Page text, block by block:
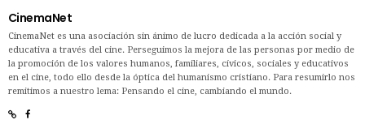
CinemaNet
CinemaNet es una asociación sin ánimo de lucro dedicada a la acción social y
educativa a través del cine. Perseguimos la mejora de las personas por medio de
la promoción de los valores humanos, familiares, cívicos, sociales y educativos
en el cine, todo ello desde la óptica del humanismo cristiano. Para resumirlo nos
remitimos a nuestro lema: Pensando el cine, cambiando el mundo.